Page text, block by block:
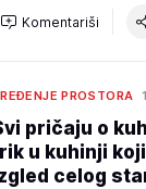
Komentariši
PROSTORA
pričaju o
u kuhinji
celog